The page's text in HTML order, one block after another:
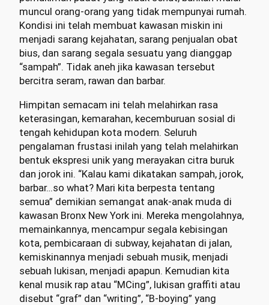
muncul orang-orang yang tidak mempunyai rumah.
Kondisi ini telah membuat kawasan miskin ini
menjadi sarang kejahatan, sarang penjualan obat
bius, dan sarang segala sesuatu yang dianggap
“sampah”. Tidak aneh jika kawasan tersebut
bercitra seram, rawan dan barbar.
Himpitan semacam ini telah melahirkan rasa
keterasingan, kemarahan, kecemburuan sosial di
tengah kehidupan kota modern. Seluruh
pengalaman frustasi inilah yang telah melahirkan
bentuk ekspresi unik yang merayakan citra buruk
dan jorok ini. “Kalau kami dikatakan sampah, jorok,
barbar…so what? Mari kita berpesta tentang
semua” demikian semangat anak-anak muda di
kawasan Bronx New York ini. Mereka mengolahnya,
memainkannya, mencampur segala kebisingan
kota, pembicaraan di subway, kejahatan di jalan,
kemiskinannya menjadi sebuah musik, menjadi
sebuah lukisan, menjadi apapun. Kemudian kita
kenal musik rap atau “MCing”, lukisan graffiti atau
disebut “graf” dan “writing”, “B-boying” yang